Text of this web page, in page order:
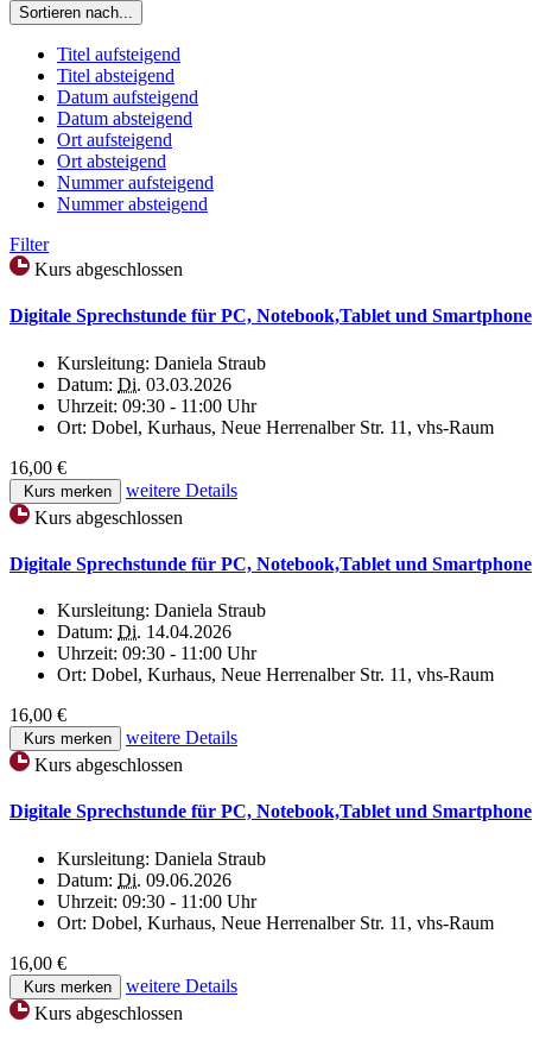
Sortieren nach...
Titel aufsteigend
Titel absteigend
Datum aufsteigend
Datum absteigend
Ort aufsteigend
Ort absteigend
Nummer aufsteigend
Nummer absteigend
Filter
Kurs abgeschlossen
Digitale Sprechstunde für PC, Notebook,Tablet und Smartphone
Kursleitung: Daniela Straub
Datum: Di. 03.03.2026
Uhrzeit: 09:30 - 11:00 Uhr
Ort: Dobel, Kurhaus, Neue Herrenalber Str. 11, vhs-Raum
16,00 €
Kurs merken
weitere Details
Kurs abgeschlossen
Digitale Sprechstunde für PC, Notebook,Tablet und Smartphone
Kursleitung: Daniela Straub
Datum: Di. 14.04.2026
Uhrzeit: 09:30 - 11:00 Uhr
Ort: Dobel, Kurhaus, Neue Herrenalber Str. 11, vhs-Raum
16,00 €
Kurs merken
weitere Details
Kurs abgeschlossen
Digitale Sprechstunde für PC, Notebook,Tablet und Smartphone
Kursleitung: Daniela Straub
Datum: Di. 09.06.2026
Uhrzeit: 09:30 - 11:00 Uhr
Ort: Dobel, Kurhaus, Neue Herrenalber Str. 11, vhs-Raum
16,00 €
Kurs merken
weitere Details
Kurs abgeschlossen